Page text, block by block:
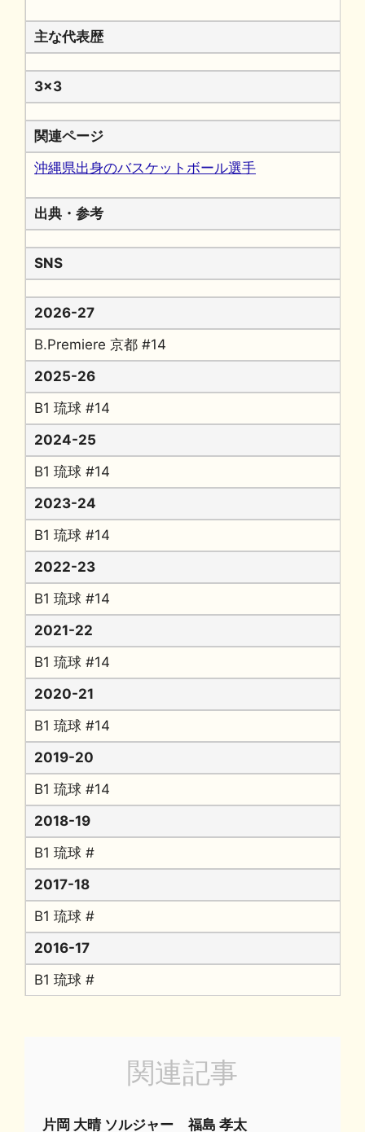
主な代表歴
3x3
関連ページ
沖縄県出身のバスケットボール選手
出典・参考
SNS
2026-27
B.Premiere 京都 #14
2025-26
B1 琉球 #14
2024-25
B1 琉球 #14
2023-24
B1 琉球 #14
2022-23
B1 琉球 #14
2021-22
B1 琉球 #14
2020-21
B1 琉球 #14
2019-20
B1 琉球 #14
2018-19
B1 琉球 #
2017-18
B1 琉球 #
2016-17
B1 琉球 #
関連記事
片岡 大晴 ソルジャー 福島 孝太